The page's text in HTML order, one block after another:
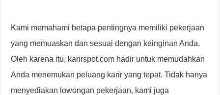
Kami memahami betapa pentingnya memiliki pekerjaan
yang memuaskan dan sesuai dengan keinginan Anda.
Oleh karena itu, karirspot.com hadir untuk memudahkan
Anda menemukan peluang karir yang tepat. Tidak hanya
menyediakan lowongan pekerjaan, kami juga